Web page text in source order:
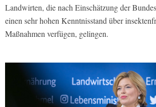
Landwirten, die nach Einschätzung der
einen sehr hohen Kenntnisstand über
Maßnahmen verfügen, gelingen.